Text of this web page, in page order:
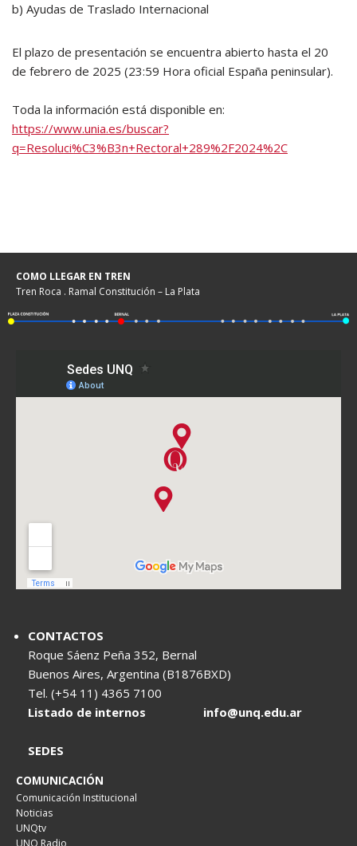
b) Ayudas de Traslado Internacional
El plazo de presentación se encuentra abierto hasta el 20
de febrero de 2025 (23:59 Hora oficial España peninsular).
Toda la información está disponible en:
https://www.unia.es/buscar?
q=Resoluci%C3%B3n+Rectoral+289%2F2024%2C
COMO LLEGAR EN TREN
Tren Roca . Ramal Constitución – La Plata
CONTACTOS
Roque Sáenz Peña 352, Bernal
Buenos Aires, Argentina (B1876BXD)
Tel. (+54 11) 4365 7100
Listado de internos
info@unq.edu.ar
SEDES
COMUNICACIÓN
Comunicación Institucional
Noticias
UNQtv
UNQ Radio